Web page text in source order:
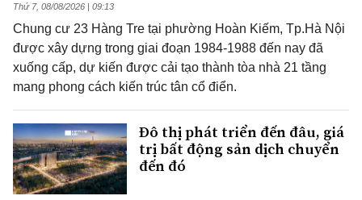
Thứ 7, 08/08/2026 | 09:13
Chung cư 23 Hàng Tre tại phường Hoàn Kiếm, Tp.Hà Nội
được xây dựng trong giai đoạn 1984-1988 đến nay đã
xuống cấp, dự kiến được cải tạo thành tòa nhà 21 tầng
mang phong cách kiến trúc tân cổ điển.
Đô thị phát triển đến đâu, giá
trị bất động sản dịch chuyển
đến đó